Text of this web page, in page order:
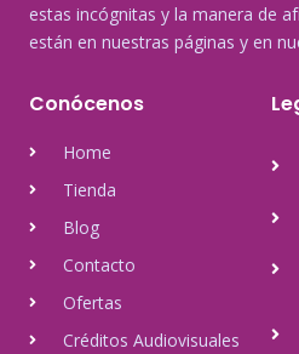
estas incógnitas y la manera de
están en nuestras páginas y en
Conócenos
Home
Tienda
Blog
Contacto
Ofertas
Créditos Audiovisuales